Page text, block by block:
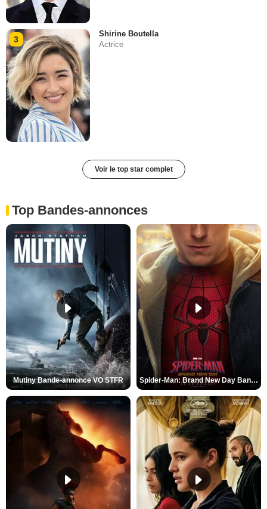
3
Shirine Boutella
Actrice
Voir le top star complet
Top Bandes-annonces
Mutiny Bande-annonce VO STFR Spider-Man: Brand New Day Bande-annonce VO STFR